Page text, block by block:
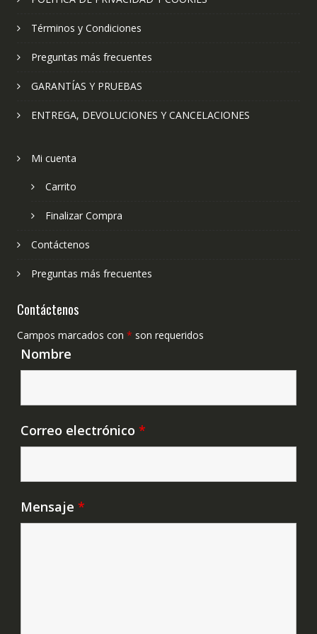
Términos y Condiciones
Preguntas más frecuentes
GARANTÍAS Y PRUEBAS
ENTREGA, DEVOLUCIONES Y CANCELACIONES
Mi cuenta
Carrito
Finalizar Compra
Contáctenos
Preguntas más frecuentes
Contáctenos
Campos marcados con * son requeridos
Nombre
Correo electrónico *
Mensaje *